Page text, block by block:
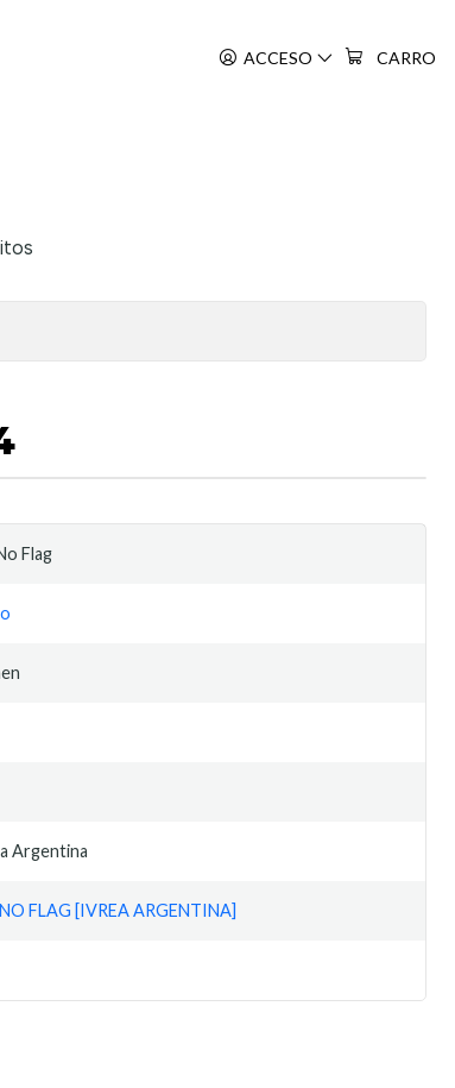
ACCESO CARRO
Flag
Argentina
FLAG [IVREA ARGENTINA]